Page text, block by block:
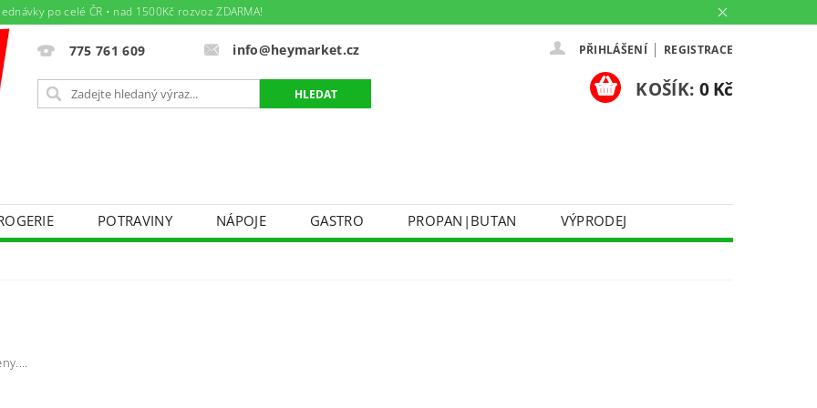
po celé ČR • nad 1500Kč rozvoz ZDARMA!
775 761 609 info@heymarket.cz PŘIHLÁŠENÍ | REGISTRACE
KOŠÍK: 0 Kč
POTRAVINY NÁPOJE GASTRO PROPAN|BUTAN
VÝPRODEJ
PRÁCE